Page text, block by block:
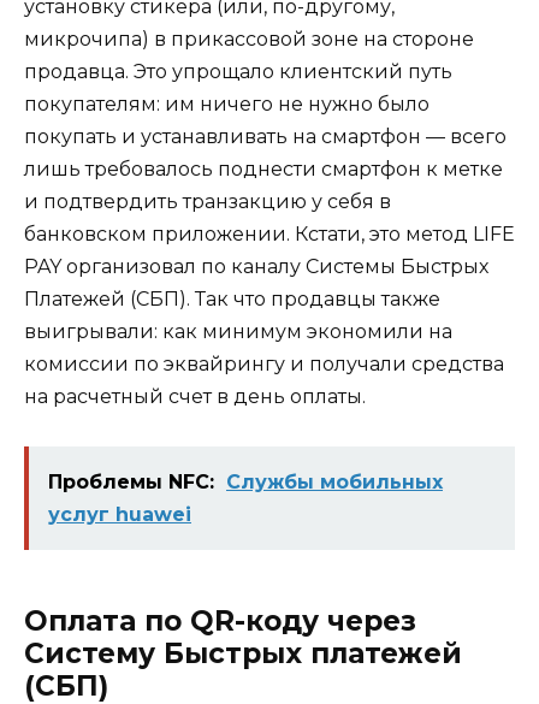
установку стикера (или, по-другому,
микрочипа) в прикассовой зоне на стороне
продавца. Это упрощало клиентский путь
покупателям: им ничего не нужно было
покупать и устанавливать на смартфон — всего
лишь требовалось поднести смартфон к метке
и подтвердить транзакцию у себя в
банковском приложении. Кстати, это метод LIFE
PAY организовал по каналу Системы Быстрых
Платежей (СБП). Так что продавцы также
выигрывали: как минимум экономили на
комиссии по эквайрингу и получали средства
на расчетный счет в день оплаты.
Проблемы NFC: Службы мобильных
услуг huawei
Оплата по QR-коду через
Систему Быстрых платежей
(СБП)